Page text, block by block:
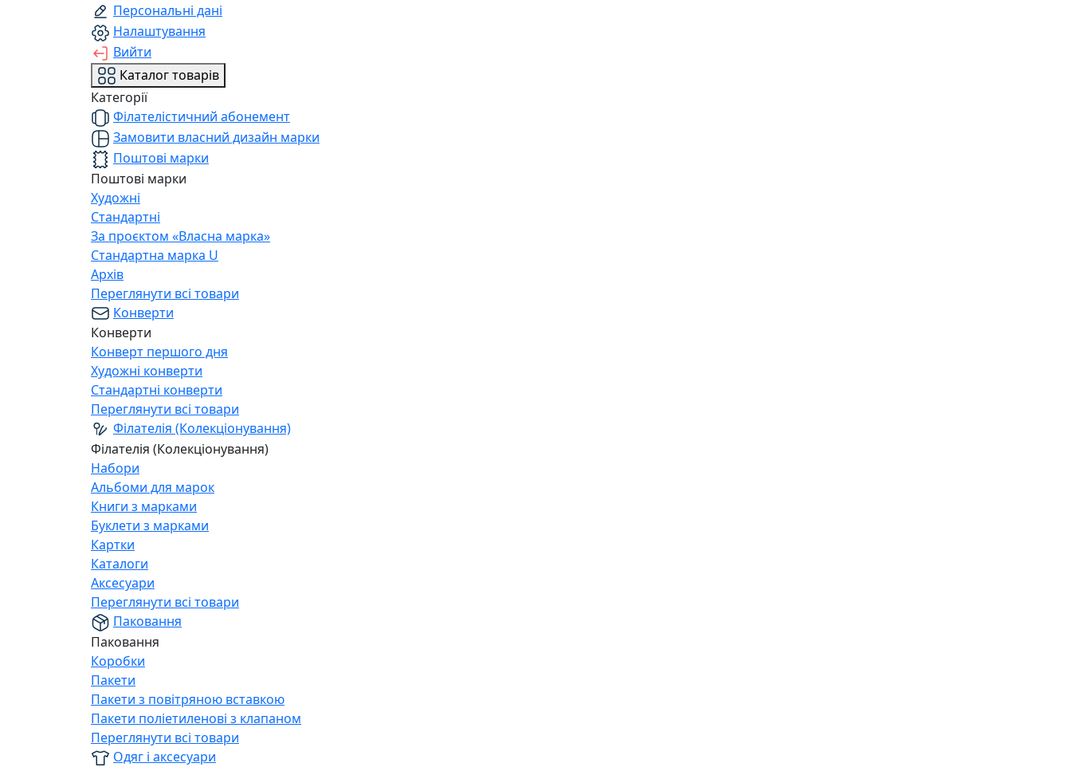
Персональні дані
Налаштування
Вийти
Каталог товарів
Категорії
Філателістичний абонемент
Замовити власний дизайн марки
Поштові марки
Поштові марки
Художні
Стандартні
За проєктом «Власна марка»
Стандартна марка U
Архів
Переглянути всі товари
Конверти
Конверти
Конверт першого дня
Художні конверти
Стандартні конверти
Переглянути всі товари
Філателія (Колекціонування)
Філателія (Колекціонування)
Набори
Альбоми для марок
Книги з марками
Буклети з марками
Картки
Каталоги
Аксесуари
Переглянути всі товари
Паковання
Паковання
Коробки
Пакети
Пакети з повітряною вставкою
Пакети поліетиленові з клапаном
Переглянути всі товари
Одяг і аксесуари